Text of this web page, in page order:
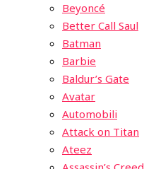
Beyoncé
Better Call Saul
Batman
Barbie
Baldur’s Gate
Avatar
Automobili
Attack on Titan
Ateez